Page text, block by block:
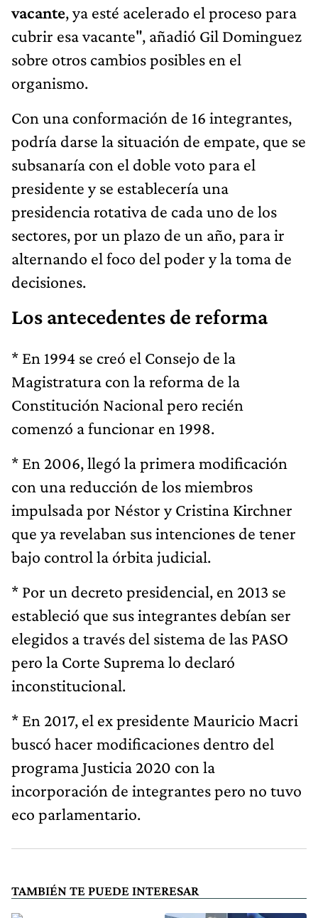
vacante, ya esté acelerado el proceso para
cubrir esa vacante", añadió Gil Dominguez
sobre otros cambios posibles en el
organismo.
Con una conformación de 16 integrantes,
podría darse la situación de empate, que se
subsanaría con el doble voto para el
presidente y se establecería una
presidencia rotativa de cada uno de los
sectores, por un plazo de un año, para ir
alternando el foco del poder y la toma de
decisiones.
Los antecedentes de reforma
* En 1994 se creó el Consejo de la
Magistratura con la reforma de la
Constitución Nacional pero recién
comenzó a funcionar en 1998.
* En 2006, llegó la primera modificación
con una reducción de los miembros
impulsada por Néstor y Cristina Kirchner
que ya revelaban sus intenciones de tener
bajo control la órbita judicial.
* Por un decreto presidencial, en 2013 se
estableció que sus integrantes debían ser
elegidos a través del sistema de las PASO
pero la Corte Suprema lo declaró
inconstitucional.
* En 2017, el ex presidente Mauricio Macri
buscó hacer modificaciones dentro del
programa Justicia 2020 con la
incorporación de integrantes pero no tuvo
eco parlamentario.
TAMBIÉN TE PUEDE INTERESAR